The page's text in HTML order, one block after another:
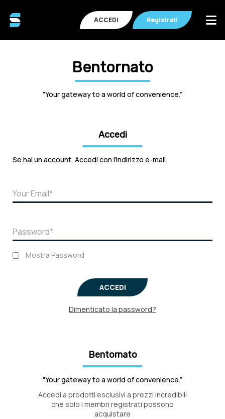
ACCEDI Registrati
Bentornato
"Your gateway to a world of convenience.”
Accedi
Se hai un account, Accedi con l'indirizzo e-mail.
Mostra Password
ACCEDI
Dimenticato la password?
Bentornato
"Your gateway to a world of convenience.”
Accedi a prodotti esclusivi a prezzi incredibili
che solo i membri registrati possono
acquistare